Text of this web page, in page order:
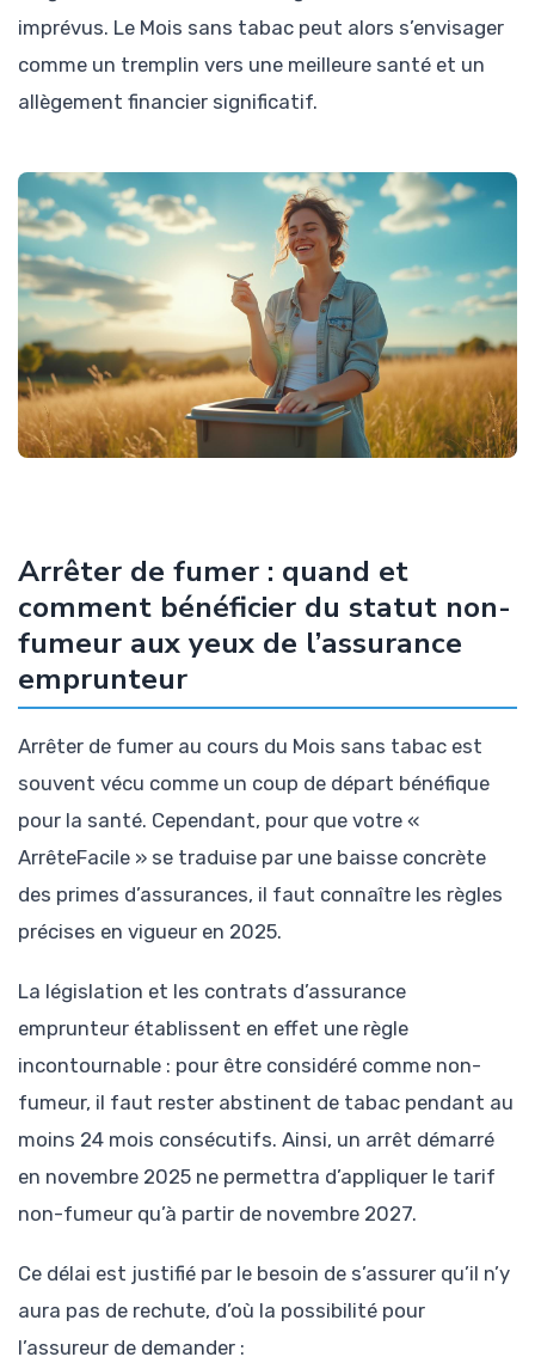
imprévus. Le Mois sans tabac peut alors s’envisager
comme un tremplin vers une meilleure santé et un
allègement financier significatif.
Arrêter de fumer : quand et
comment bénéficier du statut non-
fumeur aux yeux de l’assurance
emprunteur
Arrêter de fumer au cours du Mois sans tabac est
souvent vécu comme un coup de départ bénéfique
pour la santé. Cependant, pour que votre «
ArrêteFacile » se traduise par une baisse concrète
des primes d’assurances, il faut connaître les règles
précises en vigueur en 2025.
La législation et les contrats d’assurance
emprunteur établissent en effet une règle
incontournable : pour être considéré comme non-
fumeur, il faut rester abstinent de tabac pendant au
moins 24 mois consécutifs. Ainsi, un arrêt démarré
en novembre 2025 ne permettra d’appliquer le tarif
non-fumeur qu’à partir de novembre 2027.
Ce délai est justifié par le besoin de s’assurer qu’il n’y
aura pas de rechute, d’où la possibilité pour
l’assureur de demander :